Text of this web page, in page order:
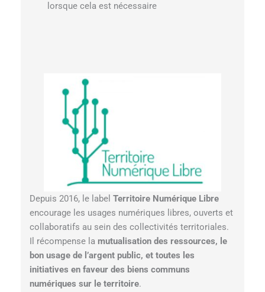
lorsque cela est nécessaire
Depuis 2016, le label Territoire Numérique Libre
encourage les usages numériques libres, ouverts et
collaboratifs au sein des collectivités territoriales.
Il récompense la mutualisation des ressources, le
bon usage de l’argent public, et toutes les
initiatives en faveur des biens communs
numériques sur le territoire.